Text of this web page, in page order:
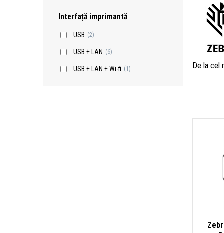
Interfață imprimantă
USB (2)
USB + LAN (6)
USB + LAN + Wi-fi (1) De la cel